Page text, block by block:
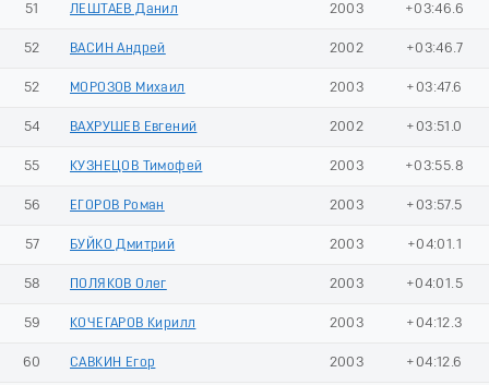
51 ЛЕШТАЕВ Данил 2003 +03:46.6
52 ВАСИН Андрей 2002 +03:46.7
52 МОРОЗОВ Михаил 2003 +03:47.6
54 ВАХРУШЕВ Евгений 2002 +03:51.0
55 КУЗНЕЦОВ Тимофей 2003 +03:55.8
56 ЕГОРОВ Роман 2003 +03:57.5
57 БУЙКО Дмитрий 2003 +04:01.1
58 ПОЛЯКОВ Олег 2003 +04:01.5
59 КОЧЕГАРОВ Кирилл 2003 +04:12.3
60 САВКИН Егор 2003 +04:12.6